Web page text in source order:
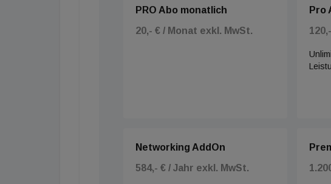
PRO Abo monatlich
20,- € / Monat exkl. MwSt.
Pro
Networking AddOn
584,- € / Jahr exkl. MwSt.